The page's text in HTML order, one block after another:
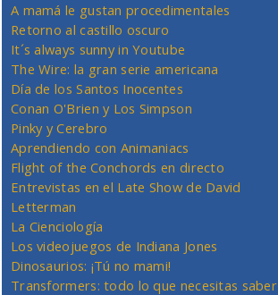
A mamá le gustan procedimentales
Retorno al castillo oscuro
It´s always sunny in Youtube
The Wire: la gran serie americana
Día de los Santos Inocentes
Conan O'Brien y Los Simpson
Pinky y Cerebro
Aprendiendo con Animaniacs
Flight of the Conchords en directo
Entrevistas en el Late Show de David
Letterman
La Cienciología
Los videojuegos de Indiana Jones
Dinosaurios: ¡Tú no mami!
Transformers: todo lo que necesitas saber